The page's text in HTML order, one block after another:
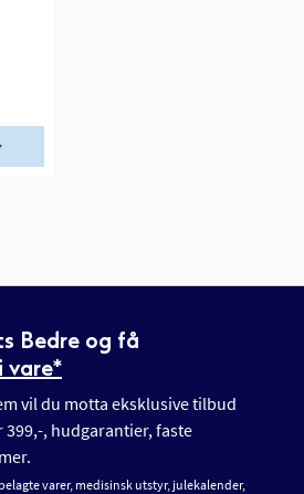
Bedre og få
vare*
vil du motta eksklusive tilbud
, hudgarantier, faste
varer, medisinsk utstyr, julekalender,